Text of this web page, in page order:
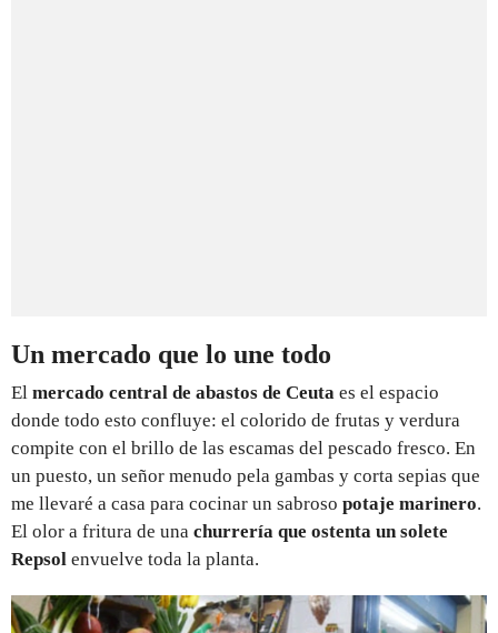
Un mercado que lo une todo
El mercado central de abastos de Ceuta es el espacio
donde todo esto confluye: el colorido de frutas y verdura
compite con el brillo de las escamas del pescado fresco. En
un puesto, un señor menudo pela gambas y corta sepias que
me llevaré a casa para cocinar un sabroso potaje marinero.
El olor a fritura de una churrería que ostenta un solete
Repsol envuelve toda la planta.